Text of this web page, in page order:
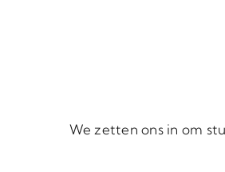
We zetten ons in om